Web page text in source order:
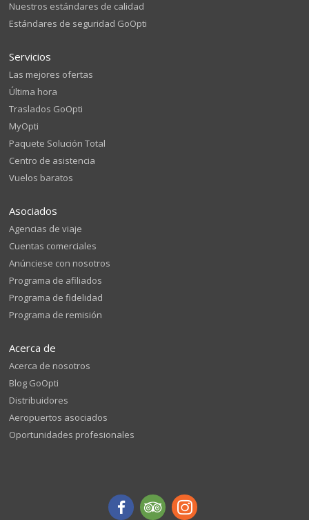
Nuestros estándares de calidad
Estándares de seguridad GoOpti
Servicios
Las mejores ofertas
Última hora
Traslados GoOpti
MyOpti
Paquete Solución Total
Centro de asistencia
Vuelos baratos
Asociados
Agencias de viaje
Cuentas comerciales
Anúnciese con nosotros
Programa de afiliados
Programa de fidelidad
Programa de remisión
Acerca de
Acerca de nosotros
Blog GoOpti
Distribuidores
Aeropuertos asociados
Oportunidades profesionales